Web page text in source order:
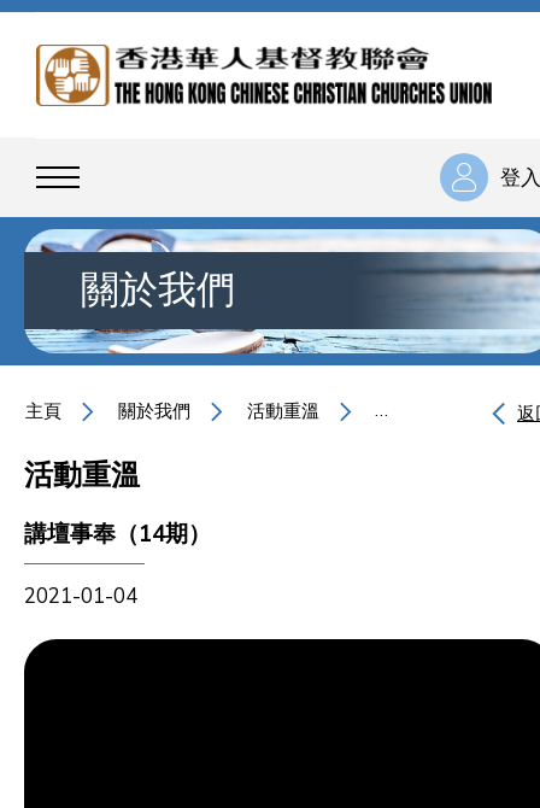
登入
關於我們
主頁 關於我們 活動重溫 講壇事奉（14期）返
活動重溫
講壇事奉（14期）
2021-01-04